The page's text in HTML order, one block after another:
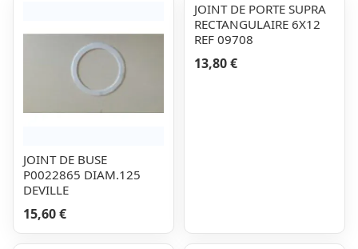
JOINT DE BUSE
P0022865 DIAM.125
DEVILLE
15,60 €
JOINT DE PORTE SUPRA
RECTANGULAIRE 6X12
REF 09708
13,80 €